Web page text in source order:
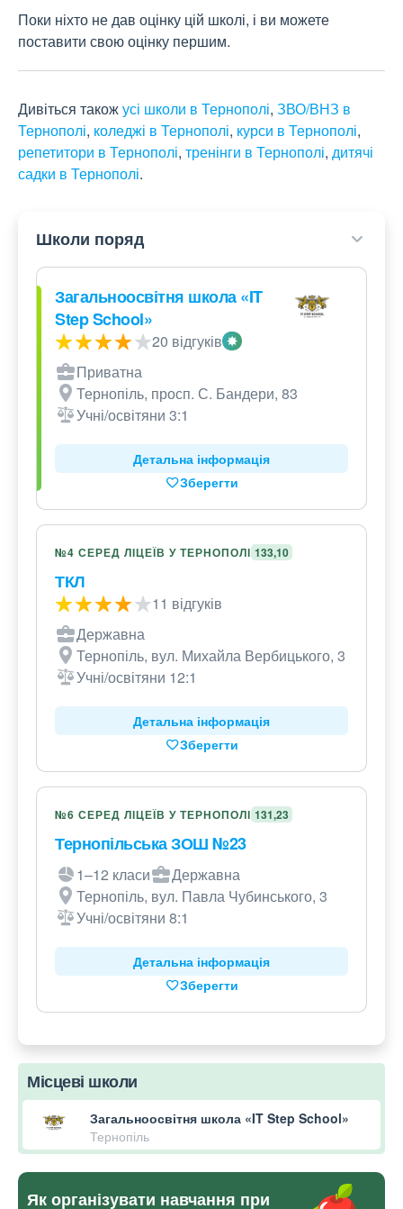
Поки ніхто не дав оцінку цій школі, і ви можете
поставити свою оцінку першим.
Дивіться такожусі школи в Тернополі, ЗВО/ВНЗ в
Тернополі, коледжі в Тернополі, курси в Тернополі,
репетитори в Тернополі, тренінги в Тернополі, дитячі
садки в Тернополі.
Школи поряд
Загальноосвітня школа «IT
Step School»
20 відгуків
Приватна
Тернопіль, просп. С. Бандери, 83
Учні/освітяни 3:1
Детальна інформація
Зберегти
№4 СЕРЕД ЛІЦЕЇВ У ТЕРНОПОЛІ 133,10
ТКЛ
11 відгуків
Державна
Тернопіль, вул. Михайла Вербицького, 3
Учні/освітяни 12:1
Детальна інформація
Зберегти
№6 СЕРЕД ЛІЦЕЇВ У ТЕРНОПОЛІ 131,23
Тернопільська ЗОШ №23
1–12 класи
Державна
Тернопіль, вул. Павла Чубинського, 3
Учні/освітяни 8:1
Детальна інформація
Зберегти
Місцеві школи
Загальноосвітня школа «IT Step School»
Тернопіль
Як організувати навчання при